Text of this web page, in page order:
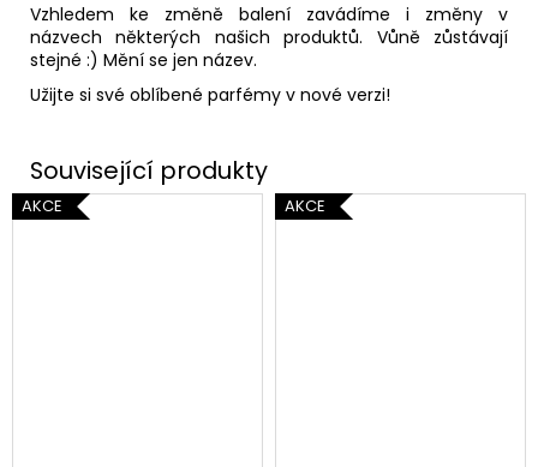
Vzhledem ke změně balení zavádíme i změny v
názvech některých našich produktů. Vůně zůstávají
stejné :) Mění se jen název.
Užijte si své oblíbené parfémy v nové verzi!
AKCE AKCE